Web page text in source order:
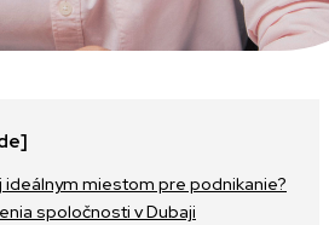
ideálnym miestom pre podnikanie?
spoločnosti v Dubaji